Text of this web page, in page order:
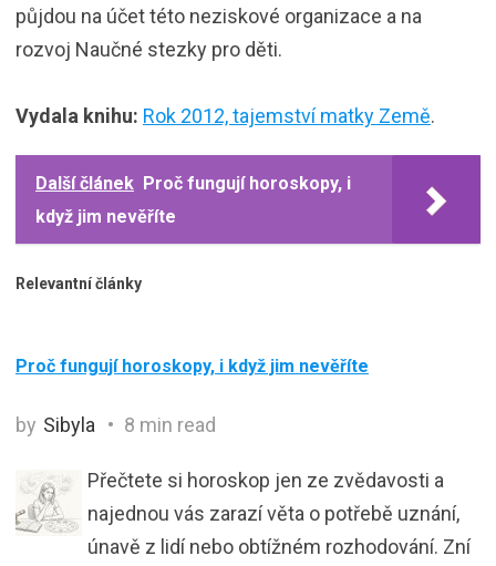
půjdou na účet této neziskové organizace a na
rozvoj Naučné stezky pro děti.
Vydala knihu: Rok 2012, tajemství matky Země.
Další článek Proč fungují horoskopy, i
když jim nevěříte
Relevantní články
Proč fungují horoskopy, i když jim nevěříte
by Sibyla 8 min read
Přečtete si horoskop jen ze zvědavosti a
najednou vás zarazí věta o potřebě uznání,
únavě z lidí nebo obtížném rozhodování. Zní